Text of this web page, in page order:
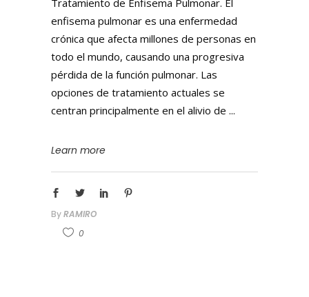
enfisema pulmonar es una enfermedad
crónica que afecta millones de personas en
todo el mundo, causando una progresiva
pérdida de la función pulmonar. Las
opciones de tratamiento actuales se
centran principalmente en el alivio de
Learn more
ByRAMIRO
0